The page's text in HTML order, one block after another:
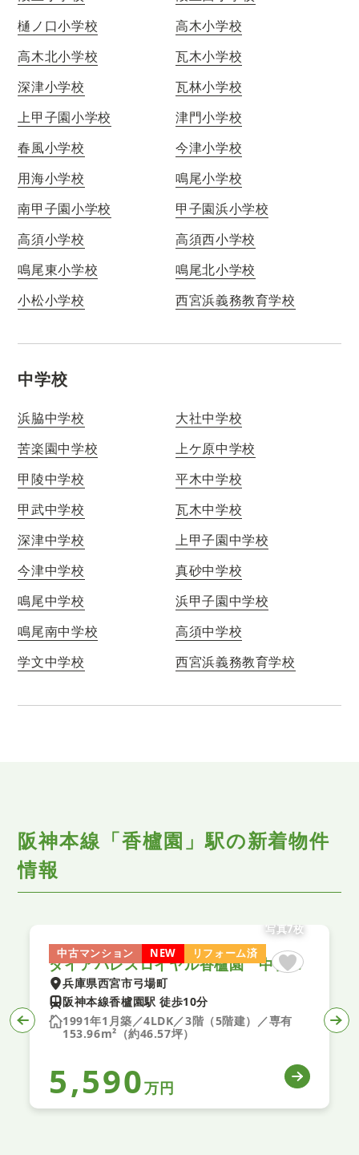
樋ノ口小学校
高木小学校
高木北小学校
瓦木小学校
深津小学校
瓦林小学校
上甲子園小学校
津門小学校
春風小学校
今津小学校
用海小学校
鳴尾小学校
南甲子園小学校
甲子園浜小学校
高須小学校
高須西小学校
鳴尾東小学校
鳴尾北小学校
小松小学校
西宮浜義務教育学校
中学校
浜脇中学校
大社中学校
苦楽園中学校
上ケ原中学校
甲陵中学校
平木中学校
甲武中学校
瓦木中学校
深津中学校
上甲子園中学校
今津中学校
真砂中学校
鳴尾中学校
浜甲子園中学校
鳴尾南中学校
高須中学校
学文中学校
西宮浜義務教育学校
阪神本線「香櫨園」駅の新着物件
情報
中古マンション NEW リフォーム済
写真7枚
ダイアパレスロイヤル香櫨園 中古マンション
兵庫県西宮市弓場町
阪神本線香櫨園駅 徒歩10分
1991年1月築／4LDK／3階（5階建）／専有
153.96m²（約46.57坪）
5,590万円